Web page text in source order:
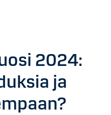
2024:
ja